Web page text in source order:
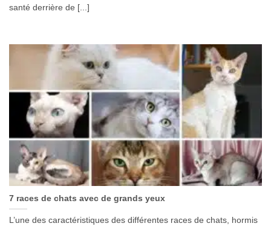
santé derrière de [...]
7 races de chats avec de grands yeux
L’une des caractéristiques des différentes races de chats, hormis